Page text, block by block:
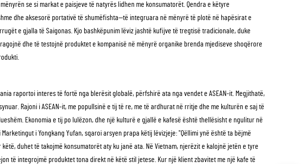
se si markat e paisjeve të natyrës lidhen me konsumatorët. Qendra e këtyre
dhe aksesorë portativë të shumëfishta—të integruara në mënyrë të plotë në hapësirat e
e gjalla të Saigonas. Kjo bashkëpunim lëviz jashtë kufijve të tregtisë tradicionale, duke
dhe të testojnë produktet e kompanisë në mënyrë organike brenda mjediseve shoqërore
raportoi interes të fortë nga blerësit globalë, përfshirë ata nga vendet e ASEAN-it. Megjithatë,
Rajoni i ASEAN-it, me popullsinë e tij të re, me të ardhurat në rritje dhe me kulturën e saj të
Ekonomia e tij po lulëzon, dhe një kulturë e gjallë e kafesë është thellësisht e ngulitur në
i Yongkang Yufan, sqaroi arsyen prapa këtij lëvizjeje: "Qëllimi ynë është ta bëjmë
duhet të takojmë konsumatorët aty ku janë ata. Në Vietnam, njerëzit e kalojnë jetën e tyre
të integrojmë produktet tona direkt në këtë stil jetese. Kur një klient zbavitet me një kafe të